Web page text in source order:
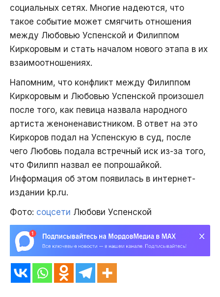
социальных сетях. Многие надеются, что
такое событие может смягчить отношения
между Любовью Успенской и Филиппом
Киркоровым и стать началом нового этапа в их
взаимоотношениях.
Напомним, что конфликт между Филиппом
Киркоровым и Любовью Успенской произошел
после того, как певица назвала народного
артиста женоненавистником. В ответ на это
Киркоров подал на Успенскую в суд, после
чего Любовь подала встречный иск из-за того,
что Филипп назвал ее попрошайкой.
Информация об этом появилась в интернет-
издании kp.ru.
Фото: соцсети Любови Успенской